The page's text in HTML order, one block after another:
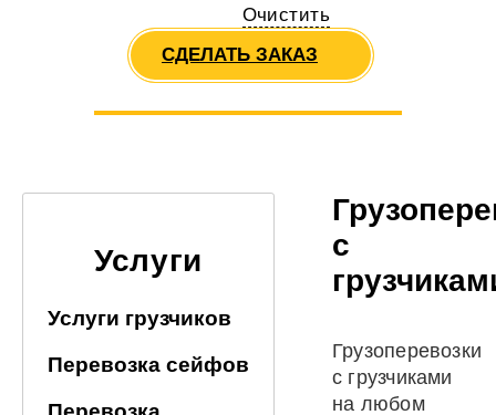
Очистить
СДЕЛАТЬ ЗАКАЗ
Услуги
Услуги грузчиков
Перевозка сейфов
с
Грузоперевозки
с грузчиками
на любом